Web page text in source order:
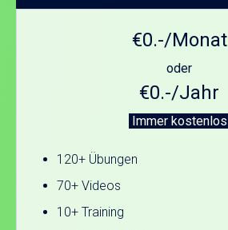
€0.-/Monat
oder
€0.-/Jahr
Immer kostenlos
120+ Übungen
70+ Videos
10+ Training